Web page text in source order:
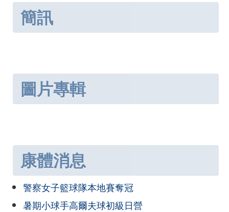
簡訊
圖片專輯
康體消息
警察女子籃球隊本地賽奪冠
暑期小球手高爾夫球初級日營